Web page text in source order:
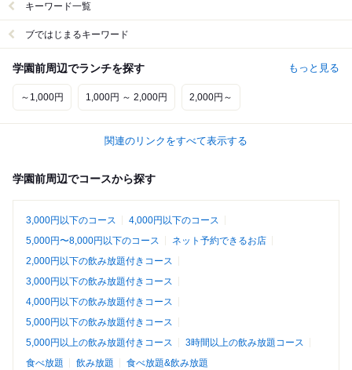
キーワード一覧
ブではじまるキーワード
学園前周辺でランチを探す もっと見る
～1,000円 1,000円 ～ 2,000円 2,000円～
関連のリンクをすべて表示する
学園前周辺でコースから探す
3,000円以下のコース
4,000円以下のコース
5,000円〜8,000円以下のコース
ネット予約できるお店
2,000円以下の飲み放題付きコース
3,000円以下の飲み放題付きコース
4,000円以下の飲み放題付きコース
5,000円以下の飲み放題付きコース
5,000円以上の飲み放題付きコース
3時間以上の飲み放題コース
食べ放題
飲み放題 食べ放題&飲み放題